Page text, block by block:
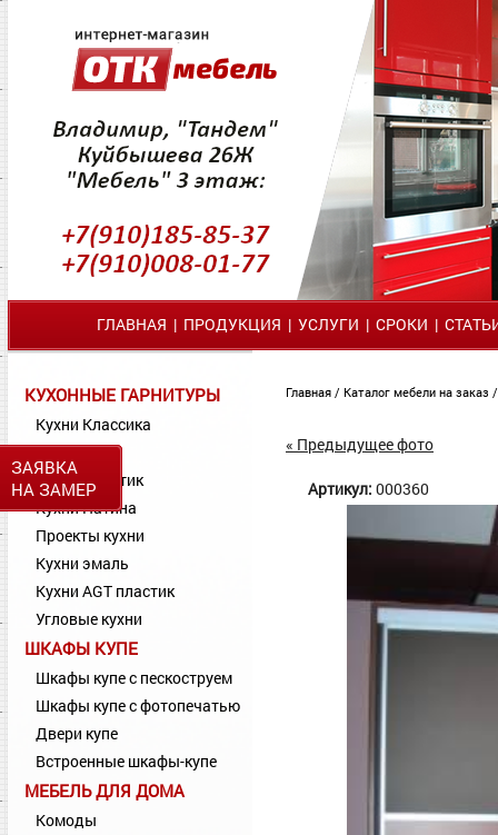
ЗАЯВКА
НА ЗАМЕР
ГЛАВНАЯ | ПРОДУКЦИЯ | УСЛУГИ | СРОКИ |
КУХОННЫЕ ГАРНИТУРЫ
Кухни Классика
Кухни МДФ
Кухни Пластик
Кухни Патина
Проекты кухни
Кухни эмаль
Кухни AGT пластик
Угловые кухни
ШКАФЫ КУПЕ
Шкафы купе с пескоструем
Шкафы купе с фотопечатью
Двери купе
Встроенные шкафы-купе
МЕБЕЛЬ ДЛЯ ДОМА
Комоды
Главная / Каталог мебели на заказ
« Предыдущее фото
Артикул: 000360